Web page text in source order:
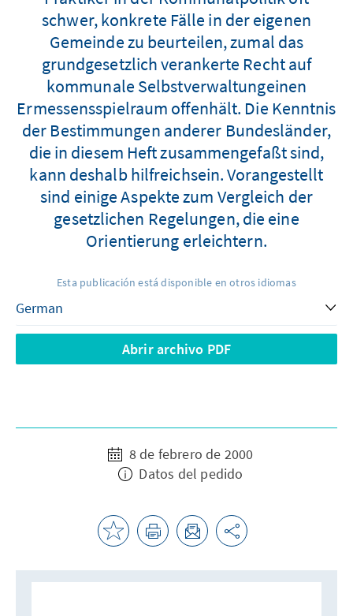
schwer, konkrete Fälle in der eigenen
Gemeinde zu beurteilen, zumal das
grundgesetzlich verankerte Recht auf
kommunale Selbstverwaltungeinen
Ermessensspielraum offenhält. Die Kenntnis
der Bestimmungen anderer Bundesländer,
die in diesem Heft zusammengefaßt sind,
kann deshalb hilfreichsein. Vorangestellt
sind einige Aspekte zum Vergleich der
gesetzlichen Regelungen, die eine
Orientierung erleichtern.
Esta publicación está disponible en otros idiomas
Abrir archivo PDF
8 de febrero de 2000
Datos del pedido